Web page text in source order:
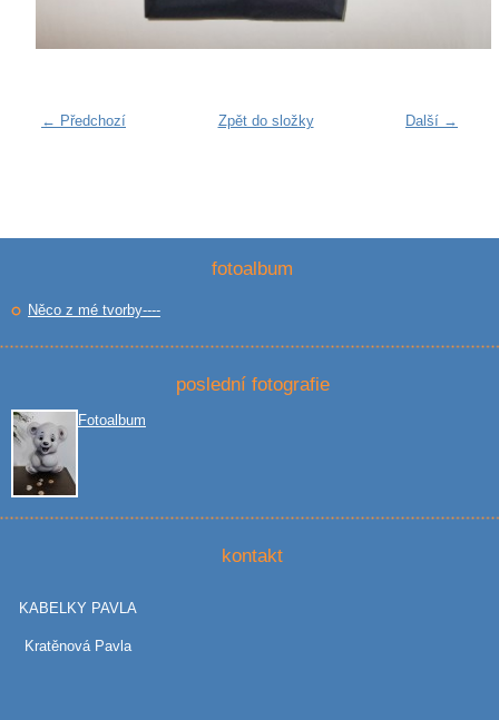
← Předchozí Další →
Zpět do složky
fotoalbum
Něco z mé tvorby----
poslední fotografie
Fotoalbum
kontakt
KABELKY PAVLA
Kratěnová Pavla